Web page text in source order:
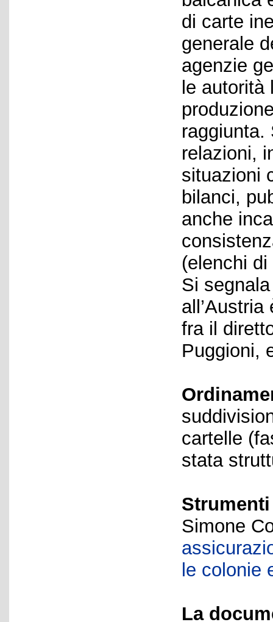
di carte
generale
agenzie
le
raggiunta.
relazioni,
situazioni
bilanci,
anche
(elenchi
Si
fra il
Puggioni,
cartelle
stata
Simone
le colonie
La